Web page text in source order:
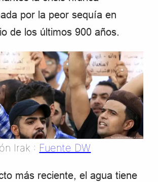
por la peor sequía en
de los últimos 900 años.
Irak : Fuente DW
más reciente, el agua tiene